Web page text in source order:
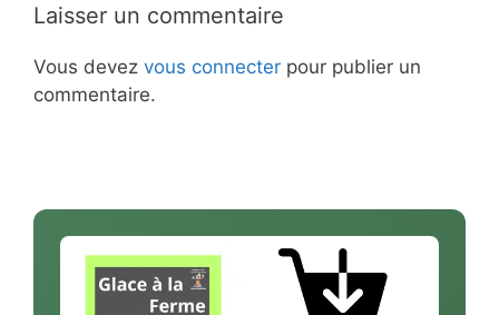
Laisser un commentaire
Vous devez vous connecter pour publier un
commentaire.